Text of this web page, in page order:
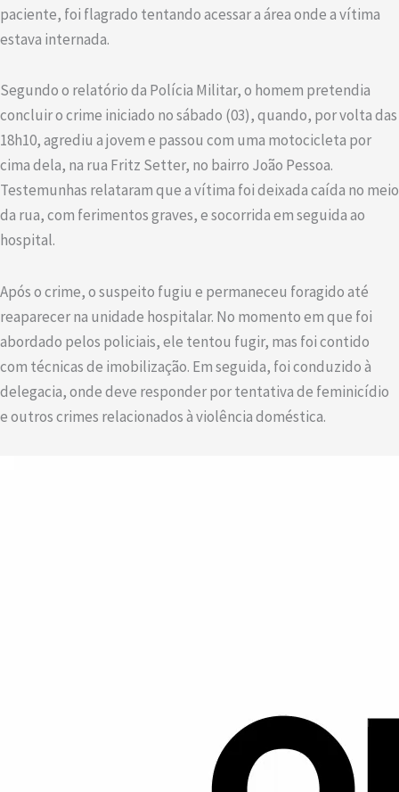
paciente, foi flagrado tentando acessar a área onde a vítima
estava internada.
Segundo o relatório da Polícia Militar, o homem pretendia
concluir o crime iniciado no sábado (03), quando, por volta das
18h10, agrediu a jovem e passou com uma motocicleta por
cima dela, na rua Fritz Setter, no bairro João Pessoa.
Testemunhas relataram que a vítima foi deixada caída no meio
da rua, com ferimentos graves, e socorrida em seguida ao
hospital.
Após o crime, o suspeito fugiu e permaneceu foragido até
reaparecer na unidade hospitalar. No momento em que foi
abordado pelos policiais, ele tentou fugir, mas foi contido
com técnicas de imobilização. Em seguida, foi conduzido à
delegacia, onde deve responder por tentativa de feminicídio
e outros crimes relacionados à violência doméstica.